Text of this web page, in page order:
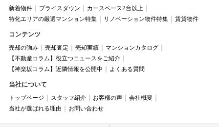
新着物件 プライスダウン
カースペース2台以上
特化エリアの厳選マンション特集
リノベーション物件特集 賃貸物件
コンテンツ
売却の強み 売却査定 売却実績
マンションカタログ
【不動産コラム】役立つニュースをご紹介
【神楽坂コラム】近隣情報を公開中
よくある質問
当社について
トップページ スタッフ紹介 お客様の声
会社概要
当社が選ばれる理由
お問い合わせ